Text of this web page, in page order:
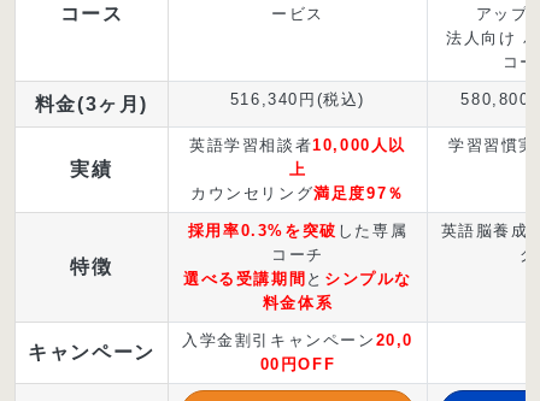
コース
ービス
アップ
法人向け
コ
料金(3ヶ月) 516,340円(税込) 580,800
実績
英語学習相談者10,000人以
上
カウンセリング満足度97％
学習習慣
特徴
採用率0.3%を突破 した専属
コーチ
選べる受講期間 と シンプルな
料金体系
英語脳養成
グ
キャンペーン
入学金割引キャンペーン 20,0
00円OFF